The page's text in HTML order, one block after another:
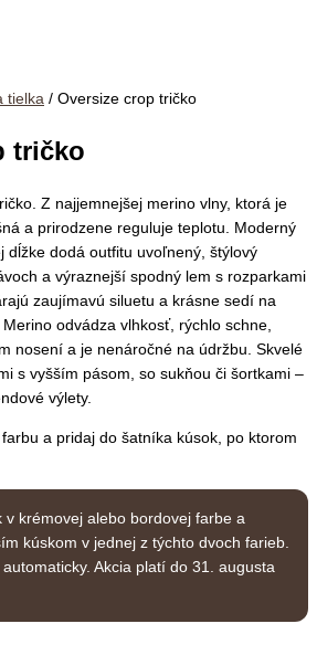
tielka / Oversize crop tričko
tričko
Z najjemnejšej merino vlny, ktorá je
a prirodzene reguluje teplotu. Moderný
dĺžke dodá outfitu uvoľnený, štýlový
a výraznejší spodný lem s rozparkami
zaujímavú siluetu a krásne sedí na
odvádza vlhkosť, rýchlo schne,
nosení a je nenáročné na údržbu. Skvelé
s vyšším pásom, so sukňou či šortkami –
výlety.
a pridaj do šatníka kúsok, po ktorom
v krémovej alebo bordovej farbe a
kúskom v jednej z týchto dvoch farieb.
Akcia platí do 31. augusta